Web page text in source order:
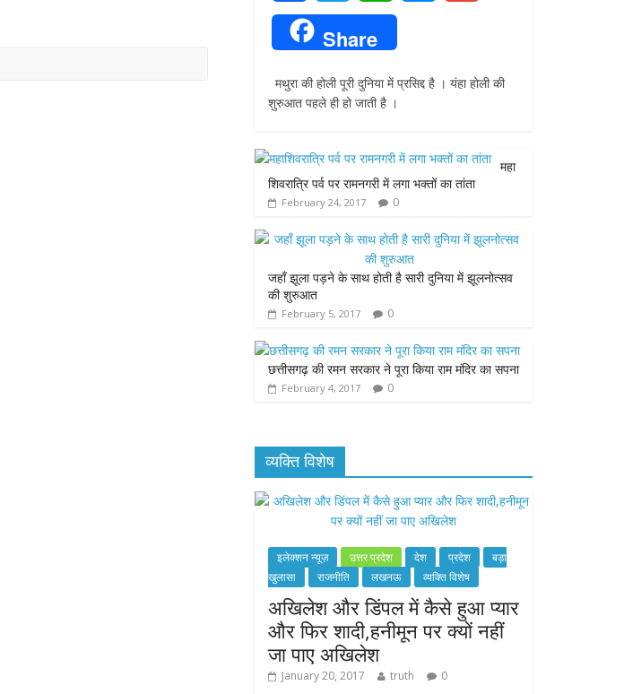
a
c
e
o
o
k
w
i
t
e
r
h
a
t
A
p
p
s
n
e
r
i
Share
मथुरा की होली पूरी दुनिया में प्रसिद्द है । यंहा होली की
शुरुआत पहले ही हो जाती है ।
महा
शिवरात्रि पर्व पर रामनगरी में लगा भक्तों का तांता
February 24, 2017 0
जहाँ झूला पड़ने के साथ होती है सारी दुनिया में झूलनोत्सव
की शुरुआत
February 5, 2017 0
छत्तीसगढ़ की रमन सरकार ने पूरा किया राम मंदिर का सपना
February 4, 2017 0
व्यक्ति विशेष
इलेक्शन न्यूज़ उत्तर प्रदेश देश प्रदेश
बड़ा
खुलासा
राजनीति लखनऊ व्यक्ति विशेष
अखिलेश और डिंपल में कैसे हुआ प्यार
और फिर शादी,हनीमून पर क्यों नहीं
जा पाए अखिलेश
January 20, 2017 truth 0